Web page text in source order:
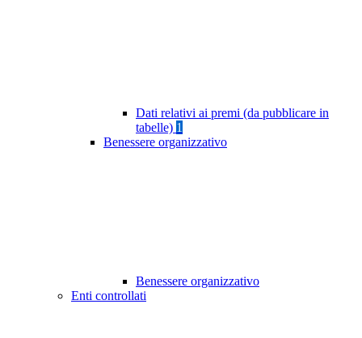
Dati relativi ai premi (da pubblicare in
tabelle) 1
Benessere organizzativo
Benessere organizzativo
Enti controllati